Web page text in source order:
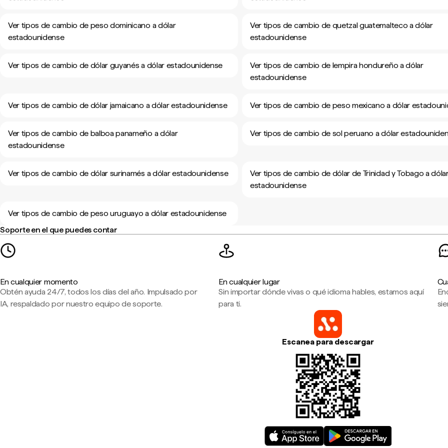
Ver tipos de cambio de peso dominicano a dólar
estadounidense
Ver tipos de cambio de quetzal guatemalteco a dólar
estadounidense
Ver tipos de cambio de dólar guyanés a dólar estadounidense
Ver tipos de cambio de lempira hondureño a dólar
estadounidense
Ver tipos de cambio de dólar jamaicano a dólar estadounidense Ver tipos de cambio de peso mexicano a dólar
Ver tipos de cambio de balboa panameño a dólar
estadounidense
Ver tipos de cambio de sol peruano a dólar
Ver tipos de cambio de dólar surinamés a dólar estadounidense
Ver tipos de cambio de dólar de Trinidad y Tobago a
estadounidense
Ver tipos de cambio de peso uruguayo a dólar estadounidense
Soporte en el que puedes contar
En cualquier momento
Obtén ayuda 24/7, todos los días del año. Impulsado por
IA, respaldado por nuestro equipo de soporte.
En cualquier lugar
Sin importar dónde vivas o qué idioma hables, estamos aquí
para ti.
Escanea para descargar